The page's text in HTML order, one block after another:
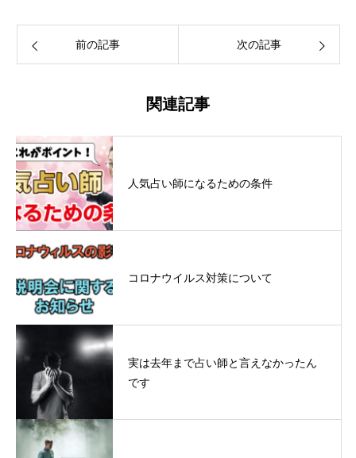
前の記事 次の記事
関連記事
人気占い師になるための条件
コロナウイルス対策について
実は去年まで占い師と言えなかったん
です